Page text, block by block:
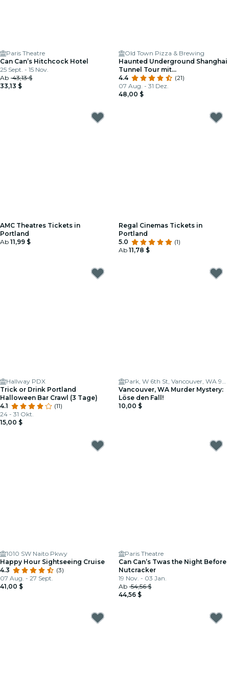
Paris Theatre
Can Can’s Hitchcock Hotel
25 Sept. - 15 Nov.
Ab 43,13 $
33,13 $
Old Town Pizza & Brewing
Haunted Underground Shanghai
Tunnel Tour mit
Brauereibesichtigungen
4.4
(21)
07 Aug. - 31 Dez.
48,00 $
AMC Theatres Tickets in
Portland
Ab 11,99 $
Regal Cinemas Tickets in
Portland
5.0
(1)
Ab 11,78 $
Hallway PDX
Trick or Drink Portland
Halloween Bar Crawl (3 Tage)
4.1
(11)
24 - 31 Okt.
15,00 $
Park, W 6th St, Vancouver, WA 98660, USA
Vancouver, WA Murder Mystery:
Löse den Fall!
10,00 $
1010 SW Naito Pkwy
Happy Hour Sightseeing Cruise
4.3
(3)
07 Aug. - 27 Sept.
41,00 $
Paris Theatre
Can Can’s Twas the Night Before
Nutcracker
19 Nov. - 03 Jan.
Ab 54,56 $
44,56 $